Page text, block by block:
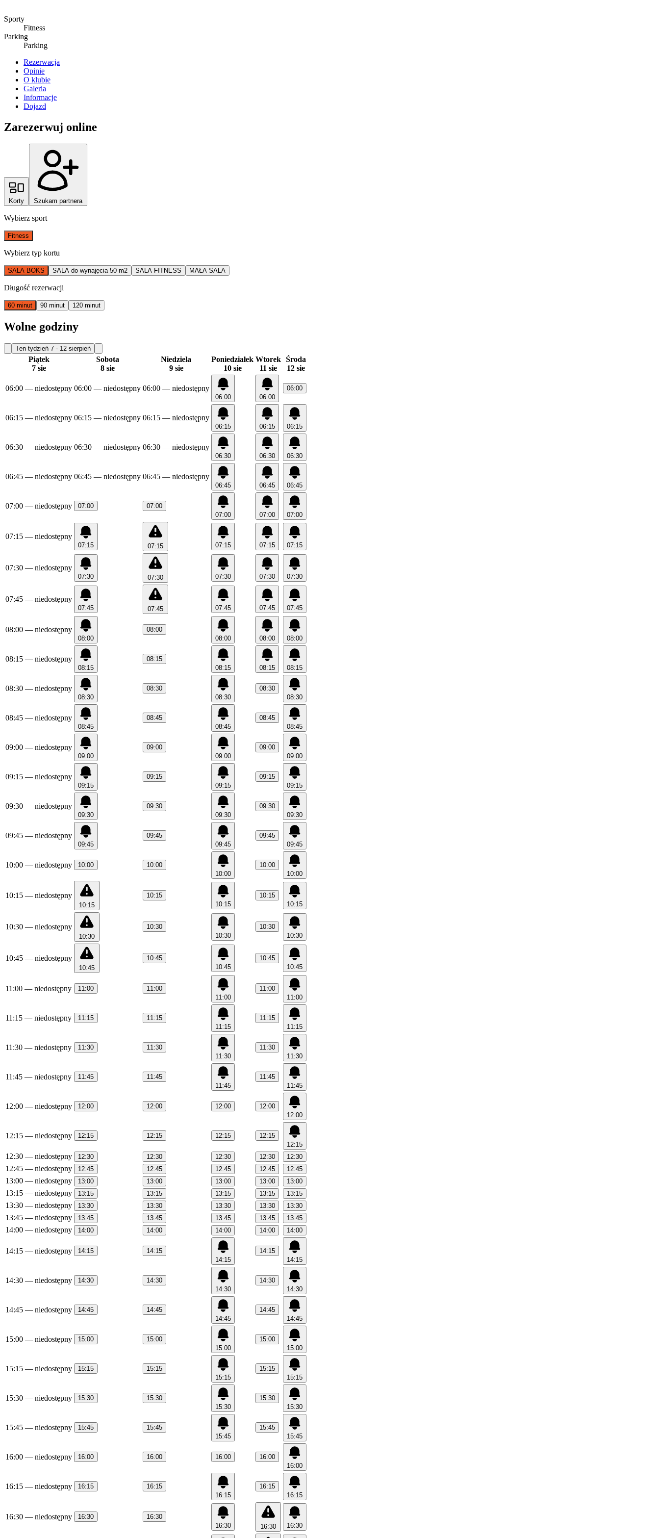
Sporty
Fitness
Parking
Parking
Rezerwacja
Opinie
O klubie
Galeria
Informacje
Dojazd
Zarezerwuj online
Korty Szukam partnera
Wybierz sport
Fitness
Wybierz typ kortu
SALA BOKS SALA do wynajęcia 50 m2 SALA FITNESS MAŁA SALA
Długość rezerwacji
60 minut 90 minut 120 minut
Wolne godziny
Ten tydzień 7 - 12 sierpień
Piątek
7 sie
Sobota
8 sie
Niedziela
9 sie
Poniedziałek
10 sie
Wtorek
11 sie
Środa
12 sie
06:00 — niedostępny 06:00 — niedostępny 06:00 — niedostępny
06:00 06:00
06:00
06:15 — niedostępny 06:15 — niedostępny 06:15 — niedostępny
06:15 06:15 06:15
06:30 — niedostępny 06:30 — niedostępny 06:30 — niedostępny
06:30 06:30 06:30
06:45 — niedostępny 06:45 — niedostępny 06:45 — niedostępny
06:45 06:45 06:45
07:00 — niedostępny 07:00
07:00
07:00
07:00 07:00
07:15 — niedostępny
07:15 07:15 07:15 07:15 07:15
07:30 — niedostępny
07:30 07:30 07:30 07:30 07:30
07:45 — niedostępny
07:45 07:45 07:45 07:45 07:45
08:00 — niedostępny
08:00
08:00
08:00
08:00 08:00
08:15 — niedostępny
08:15
08:15
08:15
08:15 08:15
08:30 — niedostępny
08:30
08:30
08:30
08:30
08:30
08:45 — niedostępny
08:45
08:45
08:45
08:45
08:45
09:00 — niedostępny
09:00
09:00
09:00
09:00
09:00
09:15 — niedostępny
09:15
09:15
09:15
09:15
09:15
09:30 — niedostępny
09:30
09:30
09:30
09:30
09:30
09:45 — niedostępny
09:45
09:45
09:45
09:45
09:45
10:00 — niedostępny 10:00
10:00
10:00
10:00
10:00
10:15 — niedostępny
10:15
10:15
10:15
10:15
10:15
10:30 — niedostępny
10:30
10:30
10:30
10:30
10:30
10:45 — niedostępny
10:45
10:45
10:45
10:45
10:45
11:00 — niedostępny 11:00
11:00
11:00
11:00
11:00
11:15 — niedostępny 11:15
11:15
11:15
11:15
11:15
11:30 — niedostępny 11:30
11:30
11:30
11:30
11:30
11:45 — niedostępny 11:45
11:45
11:45
11:45
11:45
12:00 — niedostępny 12:00 12:00 12:00
12:00
12:00
12:15 — niedostępny 12:15 12:15 12:15
12:15
12:15
12:30 — niedostępny 12:30 12:30 12:30 12:30 12:30
12:45 — niedostępny 12:45 12:45 12:45 12:45 12:45
13:00 — niedostępny 13:00 13:00 13:00 13:00 13:00
13:15 — niedostępny 13:15 13:15 13:15 13:15 13:15
13:30 — niedostępny 13:30 13:30 13:30 13:30 13:30
13:45 — niedostępny 13:45 13:45 13:45 13:45 13:45
14:00 — niedostępny 14:00 14:00 14:00 14:00 14:00
14:15 — niedostępny 14:15
14:15
14:15
14:15
14:15
14:30 — niedostępny 14:30
14:30
14:30
14:30
14:30
14:45 — niedostępny 14:45
14:45
14:45
14:45
14:45
15:00 — niedostępny 15:00
15:00
15:00
15:00
15:00
15:15 — niedostępny 15:15
15:15
15:15
15:15
15:15
15:30 — niedostępny 15:30
15:30
15:30
15:30
15:30
15:45 — niedostępny 15:45
15:45
15:45
15:45
15:45
16:00 — niedostępny 16:00 16:00 16:00
16:00
16:00
16:15 — niedostępny 16:15
16:15
16:15
16:15
16:15
16:30 — niedostępny 16:30
16:30
16:30
16:30 16:30